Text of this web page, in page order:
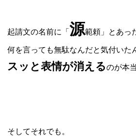
起請文の名前に「 源範頼」とあっ
何を言っても無駄なんだと気付いた
スッと表情が消えるのが本
そしてそれでも。